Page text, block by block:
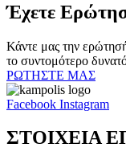
Έχετε
Κάντε μας την
το συντομότερο
ΡΩΤΗΣΤΕ ΜΑΣ
Facebook Instagram
ΣΤΟΙΧΕΙΑ